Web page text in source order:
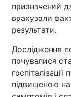
Спорт
Зброя
Здоров'я
Цікавинки
призначений
врахували
результати.
Дослідження
почувалися
підвищеною